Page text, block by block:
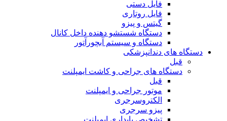
فایل دستی
فایل روتاری
گیتس و پیزو
دستگاه شستشو دهنده داخل کانال
دستگاه و سیستم آبچورآتور
دستگاه های دندانپزشکی
قبل
دستگاه های جراحی و کاشت ایمپلنت
قبل
موتور جراحی و ایمپلنت
الکتروسرجری
پیزو سرجری
تشخیص پایداری ایمپلنت